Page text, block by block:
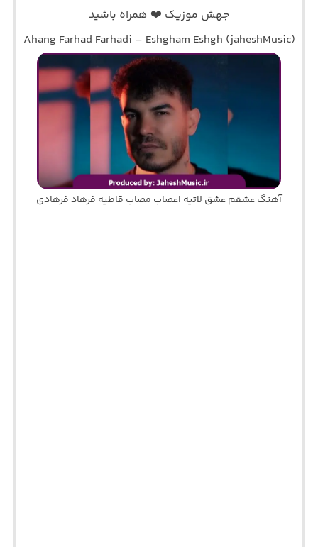
جهش موزیک ❤️ همراه باشید
Ahang Farhad Farhadi – Eshgham Eshgh (jaheshMusic)
آهنگ عشقم عشق لاتیه اعصاب مصاب قاطیه فرهاد فرهادی